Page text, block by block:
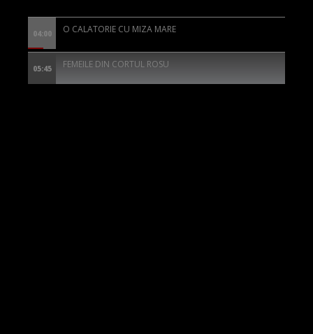
04:00 O CALATORIE CU MIZA MARE
05:45 FEMEILE DIN CORTUL ROSU